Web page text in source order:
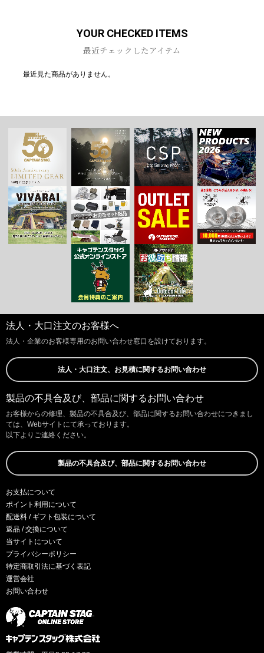
YOUR CHECKED ITEMS
最近チェックしたアイテム
最近見た商品がありません。
法人・大口注文のお客様へ
法人・企業のお客様専用のお問い合わせ窓口を設けております。
法人・大口注文、お見積に関するお問い合わせ
製品の不具合及び、部品に関するお問い合わせ
お客様からの修理、製品の不具合及び、部品に関するお問い合わせにつきまし
ては、Webサイトにて承っております。
以下よりご連絡ください。
製品の不具合及び、部品に関するお問い合わせ
お支払について
ポイント利用について
配送料 / ギフト包装について
返品 / 交換について
当サイトについて
プライバシーポリシー
特定商取引法に基づく表記
運営会社
お問い合わせ